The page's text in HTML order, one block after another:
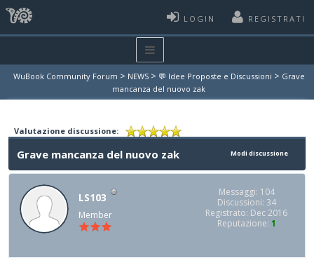
LOGIN REGISTRATI
WuBook Community Forum > NEWS > 💬 Idee Proposte e Discussioni > Grave
mancanza del nuovo zak
Valutazione discussione:
Modi discussione
Grave mancanza del nuovo zak
LS103
Member
Messaggi: 104
Discussioni: 34
Registrato: Dec 2016
Reputazione: 1